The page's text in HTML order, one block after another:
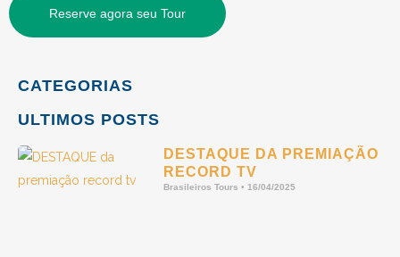
CATEGORIAS
ULTIMOS POSTS
DESTAQUE DA PREMIAÇÃO
RECORD TV
Brasileiros Tours 16/04/2025
Reserve agora seu Tour